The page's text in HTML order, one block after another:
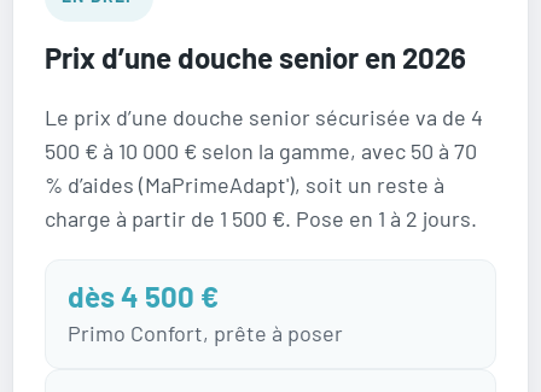
Prix d’une douche senior en 2026
Le prix d’une douche senior sécurisée va de 4
500 € à 10 000 € selon la gamme, avec 50 à 70
% d’aides (MaPrimeAdapt'), soit un reste à
charge à partir de 1 500 €. Pose en 1 à 2 jours.
dès 4 500 €
Primo Confort, prête à poser